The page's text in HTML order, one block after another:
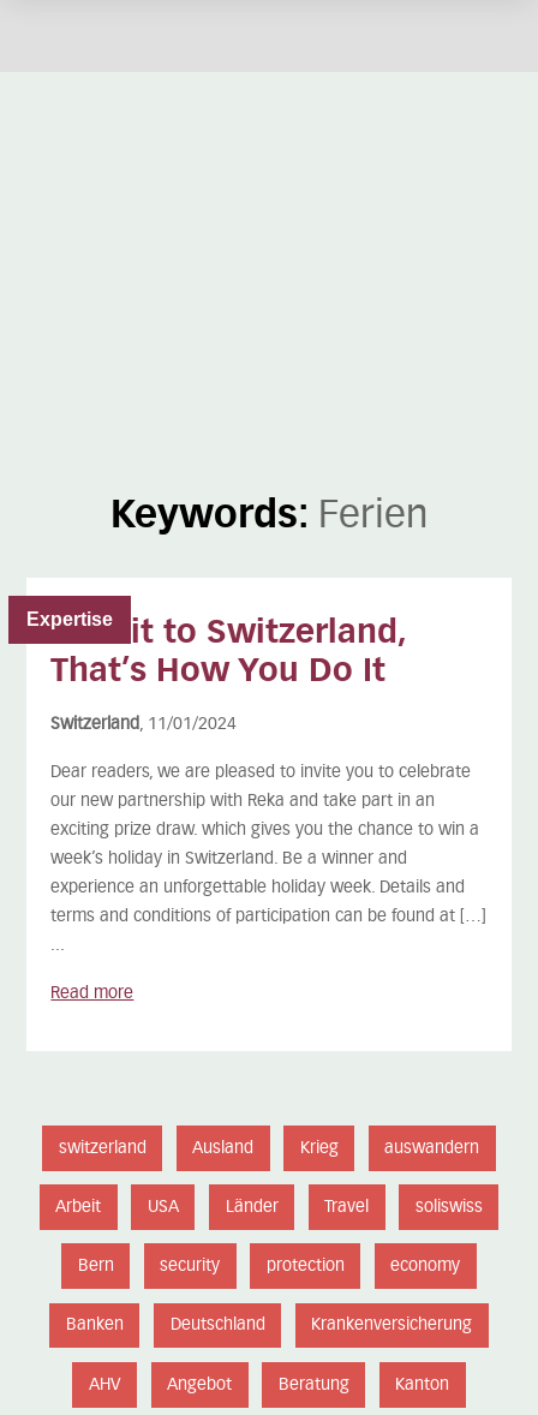
Keywords: Ferien
Expertise
A Visit to Switzerland,
That’s How You Do It
Switzerland , 11/01/2024
Dear readers, we are pleased to invite you to celebrate
our new partnership with Reka and take part in an
exciting prize draw. which gives you the chance to win a
week’s holiday in Switzerland. Be a winner and
experience an unforgettable holiday week. Details and
terms and conditions of participation can be found at […]
...
Read more
switzerland Ausland Krieg auswandern
Arbeit USA Länder Travel soliswiss
Bern security protection economy
Banken Deutschland Krankenversicherung
AHV Angebot Beratung Kanton